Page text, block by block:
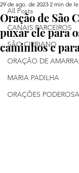
All Posts
CANAIS PARCEIROS
SÃO CIPRIANO
ORAÇÃO DE
MARIA PADILHA
ORAÇÕES
Oração de São
puxar ele para
caminhos e
29 de ago. de 2023 2 min de